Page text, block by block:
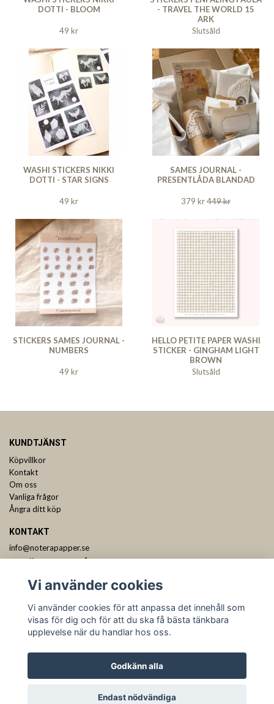
DOTTI - BLOOM
49 kr
- TRAVEL THE WORLD 15
ARK
Slutsåld
WASHI STICKERS NIKKI
DOTTI - STAR SIGNS
49 kr
SAMES JOURNAL -
PRESENTLÅDA BLANDAD
379 kr449 kr
STICKERS SAMES JOURNAL -
NUMBERS
49 kr
HELLO PETITE PAPER WASHI
STICKER - GINGHAM LIGHT
BROWN
Slutsåld
KUNDTJÄNST
Köpvillkor
Kontakt
Om oss
Vanliga frågor
Ångra ditt köp
KONTAKT
info@noterapapper.se
Vi använder cookies
Vi använder cookies för att anpassa det innehåll som
visas för dig och för att du ska få bästa tänkbara
upplevelse när du handlar hos oss.
Godkänn alla
Endast nödvändiga